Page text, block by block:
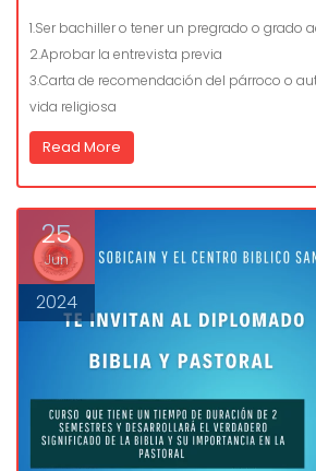
1.Ser bachiller o tener un pregrado o grado
2.Aprobar la entrevista previa
3.Carta de recomendación del párroco o
vida religiosa
Read More
25
Jun
2024